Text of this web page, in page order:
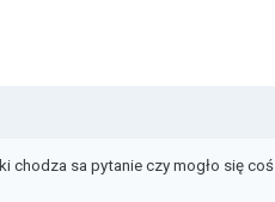
sa pytanie czy mogło się